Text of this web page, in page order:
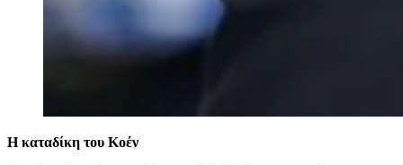
Η καταδίκη του Κοέν